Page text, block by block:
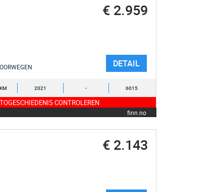
€ 2.959
DETAIL
2021 - 6015
CONTROLEREN
finn.no
€ 2.143